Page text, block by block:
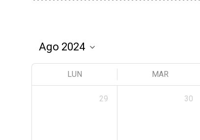
LUN MAR
29 30